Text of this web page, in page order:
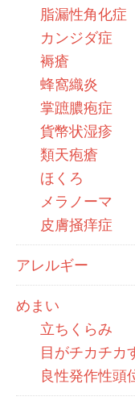
脂漏性角化症
カンジダ症
褥瘡
蜂窩織炎
掌蹠膿疱症
貨幣状湿疹
類天疱瘡
ほくろ
メラノーマ
皮膚掻痒症
アレルギー
めまい
立ちくらみ
目がチカチカ
良性発作性頭